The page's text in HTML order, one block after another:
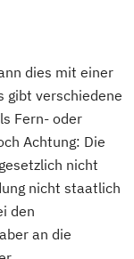
dies mit einer
gibt verschiedene
Fern- oder
Achtung: Die
nicht
nicht staatlich
den
an die